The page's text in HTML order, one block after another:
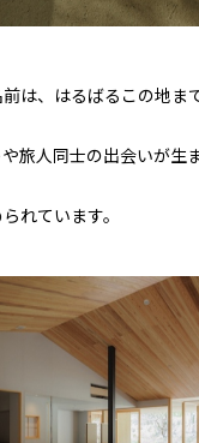
前は、はるばるこの地ま
旅人同士の出会いが生
れています。